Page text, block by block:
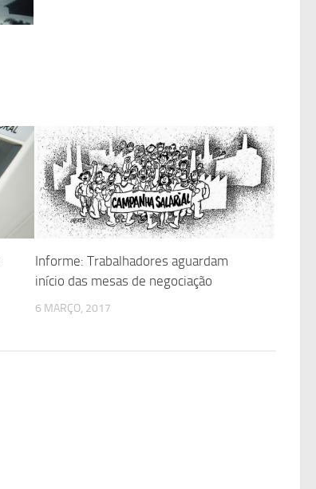
Informe: Trabalhadores aguardam
início das mesas de negociação
6 MARÇO, 2017